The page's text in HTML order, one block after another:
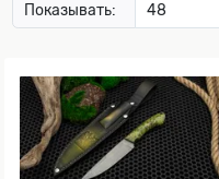
Показывать: